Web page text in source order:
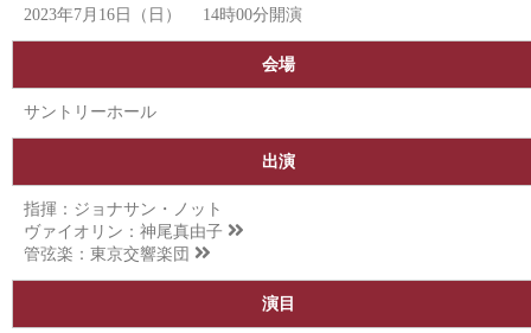
2023年7月16日（日） 14時00分開演
会場
サントリーホール
出演
指揮：ジョナサン・ノット
ヴァイオリン： 神尾真由子
管弦楽： 東京交響楽団
演目